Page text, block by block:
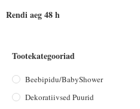
Rendi aeg 48 h
Tootekategooriad
Beebipidu/BabyShower
Dekoratiivsed Puurid